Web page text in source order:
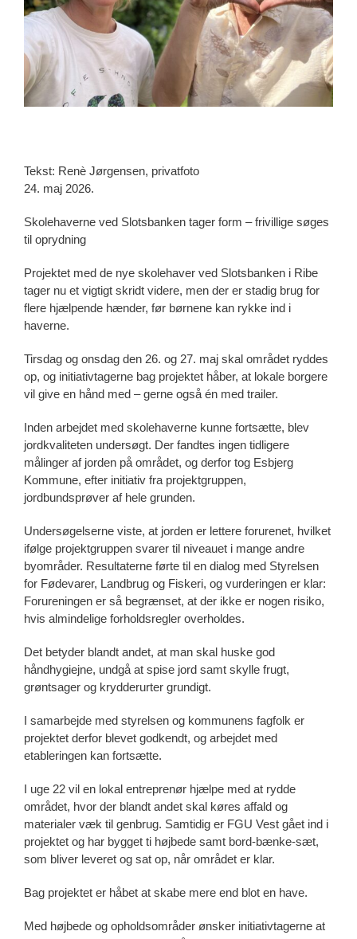
Tekst: Renè Jørgensen, privatfoto
24. maj 2026.
Skolehaverne ved Slotsbanken tager form – frivillige søges
til oprydning
Projektet med de nye skolehaver ved Slotsbanken i Ribe
tager nu et vigtigt skridt videre, men der er stadig brug for
flere hjælpende hænder, før børnene kan rykke ind i
haverne.
Tirsdag og onsdag den 26. og 27. maj skal området ryddes
op, og initiativtagerne bag projektet håber, at lokale borgere
vil give en hånd med – gerne også én med trailer.
Inden arbejdet med skolehaverne kunne fortsætte, blev
jordkvaliteten undersøgt. Der fandtes ingen tidligere
målinger af jorden på området, og derfor tog Esbjerg
Kommune, efter initiativ fra projektgruppen,
jordbundsprøver af hele grunden.
Undersøgelserne viste, at jorden er lettere forurenet, hvilket
ifølge projektgruppen svarer til niveauet i mange andre
byområder. Resultaterne førte til en dialog med Styrelsen
for Fødevarer, Landbrug og Fiskeri, og vurderingen er klar:
Forureningen er så begrænset, at der ikke er nogen risiko,
hvis almindelige forholdsregler overholdes.
Det betyder blandt andet, at man skal huske god
håndhygiejne, undgå at spise jord samt skylle frugt,
grøntsager og krydderurter grundigt.
I samarbejde med styrelsen og kommunens fagfolk er
projektet derfor blevet godkendt, og arbejdet med
etableringen kan fortsætte.
I uge 22 vil en lokal entreprenør hjælpe med at rydde
området, hvor der blandt andet skal køres affald og
materialer væk til genbrug. Samtidig er FGU Vest gået ind i
projektet og har bygget ti højbede samt bord-bænke-sæt,
som bliver leveret og sat op, når området er klar.
Bag projektet er håbet at skabe mere end blot en have.
Med højbede og opholdsområder ønsker initiativtagerne at